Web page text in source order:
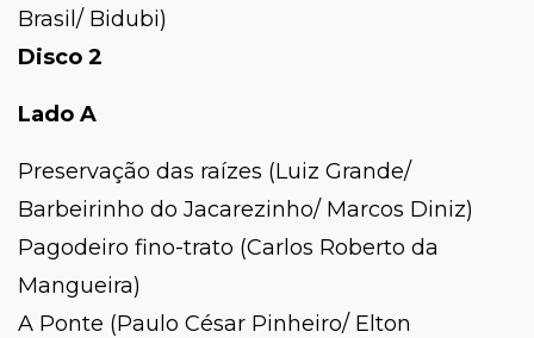
Brasil/ Bidubi)
Disco 2
Lado A
Preservação das raízes (Luiz Grande/
Barbeirinho do Jacarezinho/ Marcos Diniz)
Pagodeiro fino-trato (Carlos Roberto da
Mangueira)
A Ponte (Paulo César Pinheiro/ Elton